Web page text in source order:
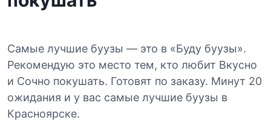
Самые лучшие буузы — это в «Буду буузы».
Рекомендую это место тем, кто любит Вкусно
и Сочно покушать. Готовят по заказу. Минут 20
ожидания и у вас самые лучшие буузы в
Красноярске.